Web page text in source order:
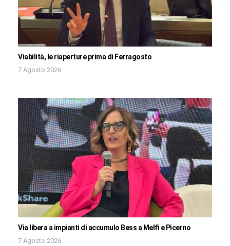
Viabilità, le riaperture prima di Ferragosto
7 Agosto 2026
Via libera a impianti di accumulo Bess a Melfi e Picerno
7 Agosto 2026